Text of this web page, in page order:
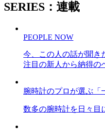
SERIES：連載
PEOPLE NOW
今、この人の話が聞き
注目の新人から納得の
腕時計のプロが選ぶ「
数多の腕時計を日々目